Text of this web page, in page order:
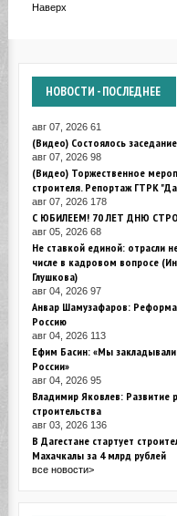
Наверх
НОВОСТИ - ПОСЛЕДНЕЕ
авг 07, 2026 61
(Видео) Состоялось
авг 07, 2026 98
(Видео) Торжественное
строителя. Репортаж ГТРК
авг 07, 2026 178
С ЮБИЛЕЕМ! 70 ЛЕТ ДНЮ
авг 05, 2026 68
Не ставкой единой: отрасли
числе в кадровом вопросе
Глушкова)
авг 04, 2026 97
Анвар Шамузафаров:
Россию
авг 04, 2026 113
Ефим Басин: «Мы
России»
авг 04, 2026 95
Владимир Яковлев: Развитие
строительства
авг 03, 2026 136
В Дагестане стартует
Махачкалы за 4 млрд рублей
все новости>